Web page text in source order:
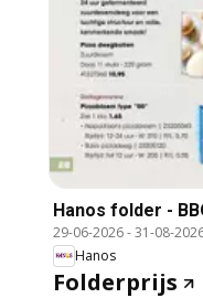
Hanos folder -
29-06-2026-31-08-
Hanos
Folderprijs